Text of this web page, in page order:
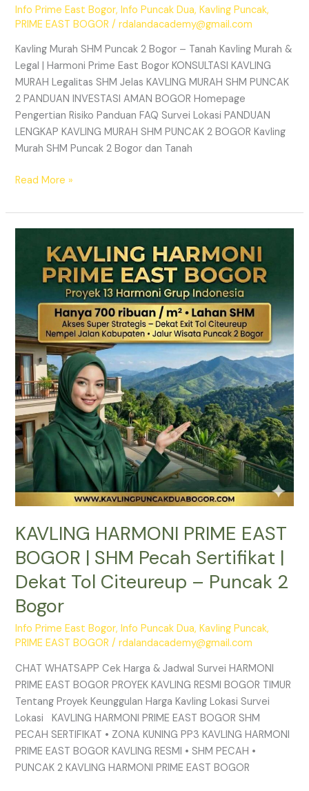
Info Prime East Bogor,Info Puncak Dua,Kavling Puncak,
PRIME EAST BOGOR /rdalandacademy@gmail.com
Kavling Murah SHM Puncak 2 Bogor – Tanah Kavling Murah &
Legal | Harmoni Prime East Bogor KONSULTASI KAVLING
MURAH Legalitas SHM Jelas KAVLING MURAH SHM PUNCAK
2 PANDUAN INVESTASI AMAN BOGOR Homepage
Pengertian Risiko Panduan FAQ Survei Lokasi PANDUAN
LENGKAP KAVLING MURAH SHM PUNCAK 2 BOGOR Kavling
Murah SHM Puncak 2 Bogor dan Tanah
Read More »
KAVLING HARMONI PRIME EAST
BOGOR | SHM Pecah Sertifikat |
Dekat Tol Citeureup – Puncak 2
Bogor
Info Prime East Bogor,Info Puncak Dua,Kavling Puncak,
PRIME EAST BOGOR /rdalandacademy@gmail.com
CHAT WHATSAPP Cek Harga & Jadwal Survei HARMONI
PRIME EAST BOGOR PROYEK KAVLING RESMI BOGOR TIMUR
Tentang Proyek Keunggulan Harga Kavling Lokasi Survei
Lokasi KAVLING HARMONI PRIME EAST BOGOR SHM
PECAH SERTIFIKAT • ZONA KUNING PP3 KAVLING HARMONI
PRIME EAST BOGOR KAVLING RESMI • SHM PECAH •
PUNCAK 2 KAVLING HARMONI PRIME EAST BOGOR
HARMONI
BOGOR
|
SHM
Pecah
Sertifikat
|
Dekat
Tol
Citeureup
–
Puncak
2